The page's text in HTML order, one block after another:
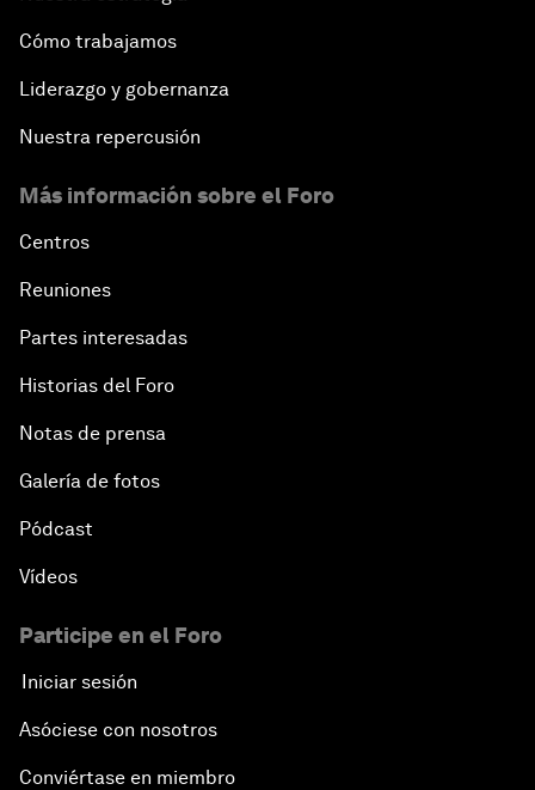
Cómo trabajamos
Liderazgo y gobernanza
Nuestra repercusión
Más información sobre el Foro
Centros
Reuniones
Partes interesadas
Historias del Foro
Notas de prensa
Galería de fotos
Pódcast
Vídeos
Participe en el Foro
Iniciar sesión
Asóciese con nosotros
Conviértase en miembro